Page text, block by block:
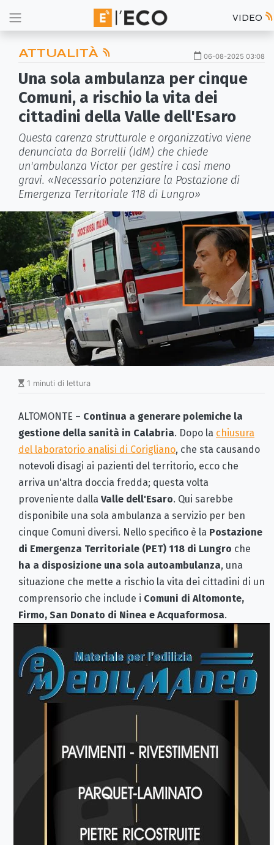
VIDEO
ATTUALITÀ 06-08-2025 03:08
Una sola ambulanza per cinque
Comuni, a rischio la vita dei
cittadini della Valle dell'Esaro
Questa carenza strutturale e organizzativa viene
denunciata da Borrelli (IdM) che chiede
un'ambulanza Victor per gestire i casi meno
gravi. «Necessario potenziare la Postazione di
Emergenza Territoriale 118 di Lungro»
1 minuti di lettura
ALTOMONTE – Continua a generare polemiche la
gestione della sanità in Calabria. Dopo la chiusura
del laboratorio analisi di Corigliano, che sta causando
notevoli disagi ai pazienti del territorio, ecco che
arriva un'altra doccia fredda; questa volta
proveniente dalla Valle dell'Esaro. Qui sarebbe
disponibile una sola ambulanza a servizio per ben
cinque Comuni diversi. Nello specifico è la Postazione
di Emergenza Territoriale (PET) 118 di Lungro che
ha a disposizione una sola autoambulanza, una
situazione che mette a rischio la vita dei cittadini di un
comprensorio che include i Comuni di Altomonte,
Firmo, San Donato di Ninea e Acquaformosa.